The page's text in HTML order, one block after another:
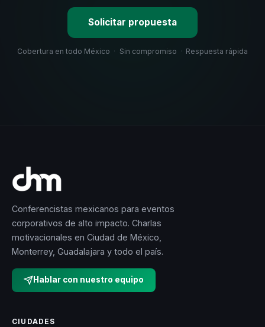
Solicitar propuesta
Cobertura en todo México · Sin compromiso · Respuesta rápida
Conferencistas mexicanos para eventos
corporativos de alto impacto. Charlas
motivacionales en Ciudad de México,
Monterrey, Guadalajara y todo el país.
Hablar con nuestro equipo
CIUDADES